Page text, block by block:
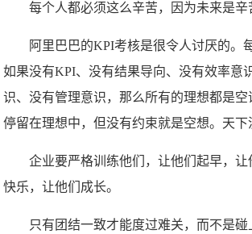
每个人都必须这么辛苦，因为未来是辛
阿里巴巴的KPI考核是很令人讨厌的。
如果没有KPI、没有结果导向、没有效率意
识、没有管理意识，那么所有的理想都是
停留在理想中，但没有约束就是空想。天下
企业要严格训练他们，让他们起早，让
快乐，让他们成长。
只有团结一致才能度过难关，而不是